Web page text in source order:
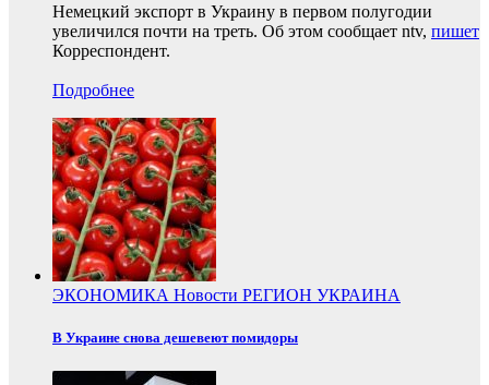
Немецкий экспорт в Украину в первом полугодии
увеличился почти на треть. Об этом сообщает ntv, пишет
Корреспондент.
Подробнее
ЭКОНОМИКА Новости РЕГИОН УКРАИНА
В Украине снова дешевеют помидоры